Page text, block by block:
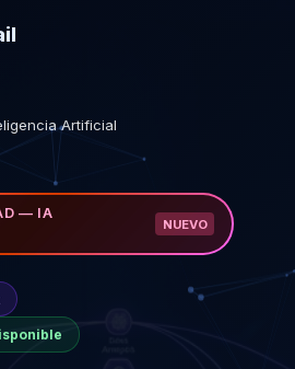
Artificial
— IA
NUEVO